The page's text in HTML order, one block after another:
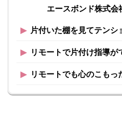
エースボンド株式会
▶︎ 片付いた棚を見てテンシ
▶︎ リモートで片付け指導が
▶︎ リモートでも心のこもっ